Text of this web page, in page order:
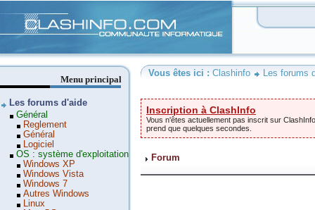
Vous êtes ici : Clashinfo Les forums
Inscription à ClashInfo
Vous n'êtes actuellement pas inscrit sur
prend que quelques secondes.
Forum
Menu principal
Les forums d'aide
Général
Reglement
Général
Logiciel
OS : système d'exploitation
Windows XP
Windows Vista
Windows 7
Autres Windows
Linux